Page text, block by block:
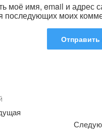
моё имя, email и адрес
последующих моих